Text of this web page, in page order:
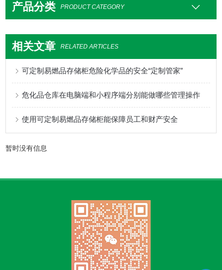
产品分类 PRODUCT CATEGORY
相关文章 RELATED ARTICLES
可定制易燃品存储柜危险化学品的安全“定制管家”
危化品仓库在电脑端和小程序端分别能做哪些管理操作
使用可定制易燃品存储柜能保障员工和财产安全
暂时没有信息